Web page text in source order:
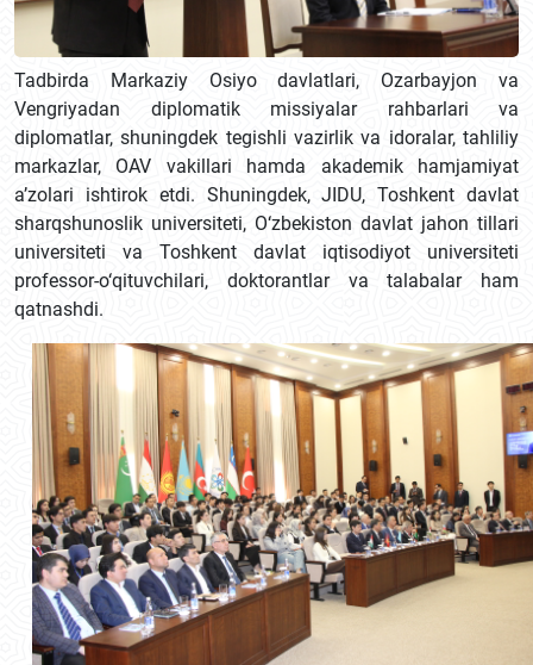
Tadbirda Markaziy Osiyo davlatlari, Ozarbayjon va
Vengriyadan diplomatik missiyalar rahbarlari va
diplomatlar, shuningdek tegishli vazirlik va idoralar, tahliliy
markazlar, OAV vakillari hamda akademik hamjamiyat
a’zolari ishtirok etdi. Shuningdek, JIDU, Toshkent davlat
sharqshunoslik universiteti, O‘zbekiston davlat jahon tillari
universiteti va Toshkent davlat iqtisodiyot universiteti
professor-o‘qituvchilari, doktorantlar va talabalar ham
qatnashdi.